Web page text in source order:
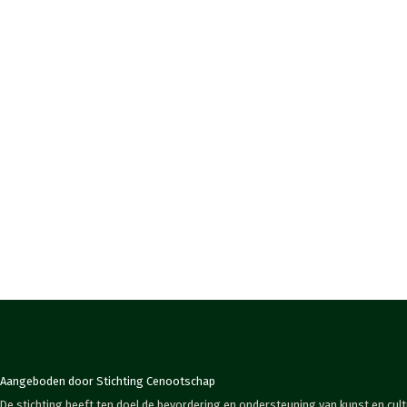
Aangeboden door Stichting Cenootschap